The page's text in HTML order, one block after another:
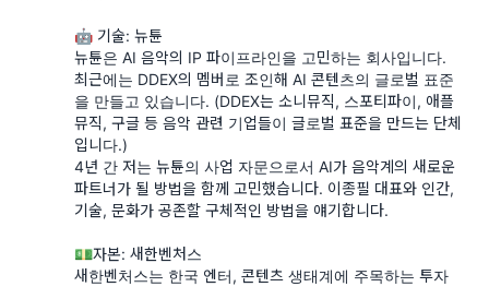
🤖 기술: 뉴튠
뉴튠은 AI 음악의 IP 파이프라인을 고민하는 회사입니다.
최근에는 DDEX의 멤버로 조인해 AI 콘텐츠의 글로벌 표준
을 만들고 있습니다. (DDEX는 소니뮤직, 스포티파이, 애플
뮤직, 구글 등 음악 관련 기업들이 글로벌 표준을 만드는 단체
입니다.)
4년 간 저는 뉴튠의 사업 자문으로서 AI가 음악계의 새로운
파트너가 될 방법을 함께 고민했습니다. 이종필 대표와 인간,
기술, 문화가 공존할 구체적인 방법을 얘기합니다.
💵자본: 새한벤처스
새한벤처스는 한국 엔터, 콘텐츠 생태계에 주목하는 투자